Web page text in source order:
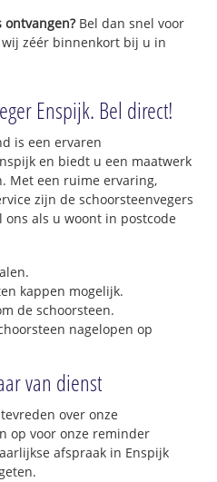
Bel dan snel voor
zéér binnenkort bij u in
Enspijk. Bel direct!
is een ervaren
en biedt u een maatwerk
Met een ruime ervaring,
zijn de schoorsteenvegers
als u woont in postcode
kappen mogelijk.
de schoorsteen.
nagelopen op
van dienst
over onze
op voor onze reminder
afspraak in Enspijk